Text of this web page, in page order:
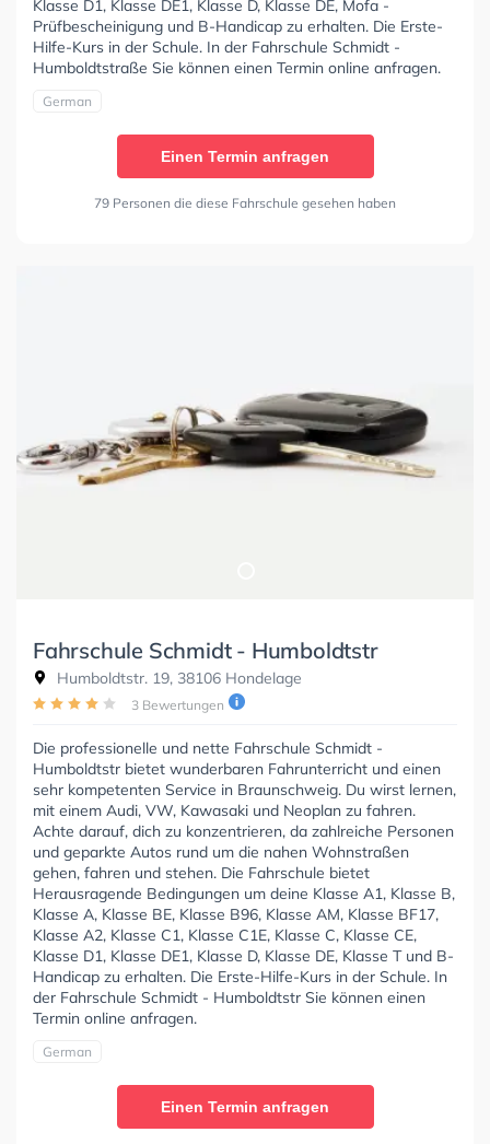
Klasse D1, Klasse DE1, Klasse D, Klasse DE, Mofa -
Prüfbescheinigung und B-Handicap zu erhalten. Die Erste-
Hilfe-Kurs in der Schule. In der Fahrschule Schmidt -
Humboldtstraße Sie können einen Termin online anfragen.
German
Einen Termin anfragen
79 Personen die diese Fahrschule gesehen haben
Fahrschule Schmidt - Humboldtstr
Humboldtstr. 19, 38106 Hondelage
3 Bewertungen
Die professionelle und nette Fahrschule Schmidt -
Humboldtstr bietet wunderbaren Fahrunterricht und einen
sehr kompetenten Service in Braunschweig. Du wirst lernen,
mit einem Audi, VW, Kawasaki und Neoplan zu fahren.
Achte darauf, dich zu konzentrieren, da zahlreiche Personen
und geparkte Autos rund um die nahen Wohnstraßen
gehen, fahren und stehen. Die Fahrschule bietet
Herausragende Bedingungen um deine Klasse A1, Klasse B,
Klasse A, Klasse BE, Klasse B96, Klasse AM, Klasse BF17,
Klasse A2, Klasse C1, Klasse C1E, Klasse C, Klasse CE,
Klasse D1, Klasse DE1, Klasse D, Klasse DE, Klasse T und B-
Handicap zu erhalten. Die Erste-Hilfe-Kurs in der Schule. In
der Fahrschule Schmidt - Humboldtstr Sie können einen
Termin online anfragen.
German
Einen Termin anfragen